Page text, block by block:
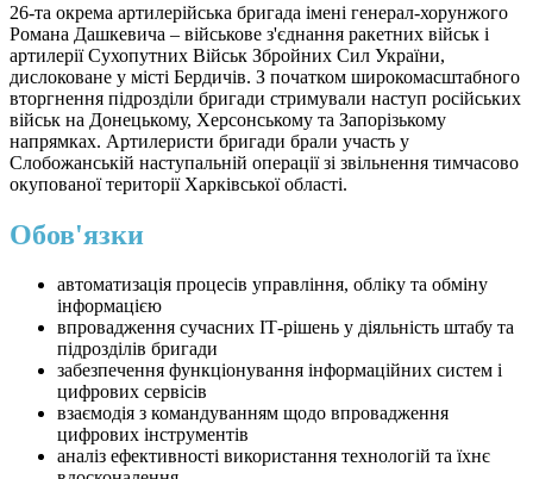
26-та окрема артилерійська бригада імені генерал-хорунжого
Романа Дашкевича – військове з'єднання ракетних військ і
артилерії Сухопутних Військ Збройних Сил України,
дислоковане у місті Бердичів. З початком широкомасштабного
вторгнення підрозділи бригади стримували наступ російських
військ на Донецькому, Херсонському та Запорізькому
напрямках. Артилеристи бригади брали участь у
Слобожанській наступальній операції зі звільнення тимчасово
окупованої території Харківської області.
Обов'язки
автоматизація процесів управління, обліку та обміну
інформацією
впровадження сучасних ІТ-рішень у діяльність штабу та
підрозділів бригади
забезпечення функціонування інформаційних систем і
цифрових сервісів
взаємодія з командуванням щодо впровадження
цифрових інструментів
аналіз ефективності використання технологій та їхнє